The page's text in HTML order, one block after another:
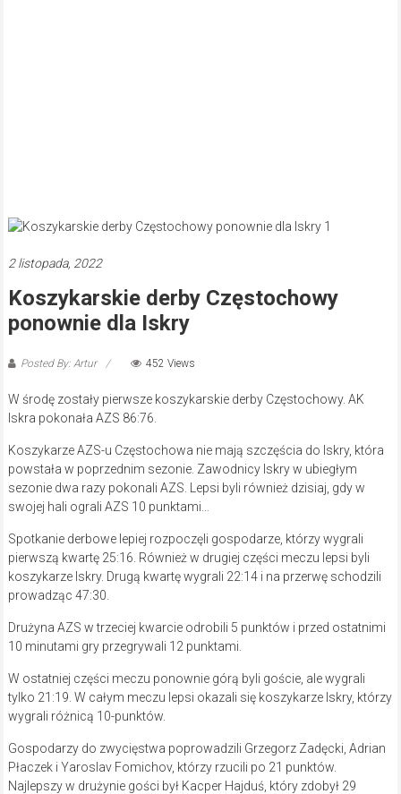
2 listopada, 2022
Koszykarskie derby Częstochowy
ponownie dla Iskry
Posted By: Artur 452 Views
W środę zostały pierwsze koszykarskie derby Częstochowy. AK
Iskra pokonała AZS 86:76.
Koszykarze AZS-u Częstochowa nie mają szczęścia do Iskry, która
powstała w poprzednim sezonie. Zawodnicy Iskry w ubiegłym
sezonie dwa razy pokonali AZS. Lepsi byli również dzisiaj, gdy w
swojej hali ograli AZS 10 punktami…
Spotkanie derbowe lepiej rozpoczęli gospodarze, którzy wygrali
pierwszą kwartę 25:16. Również w drugiej części meczu lepsi byli
koszykarze Iskry. Drugą kwartę wygrali 22:14 i na przerwę schodzili
prowadząc 47:30.
Drużyna AZS w trzeciej kwarcie odrobili 5 punktów i przed ostatnimi
10 minutami gry przegrywali 12 punktami.
W ostatniej części meczu ponownie górą byli goście, ale wygrali
tylko 21:19. W całym meczu lepsi okazali się koszykarze Iskry, którzy
wygrali różnicą 10-punktów.
Gospodarzy do zwycięstwa poprowadzili Grzegorz Zadęcki, Adrian
Płaczek i Yaroslav Fomichov, którzy rzucili po 21 punktów.
Najlepszy w drużynie gości był Kacper Hajduś, który zdobył 29